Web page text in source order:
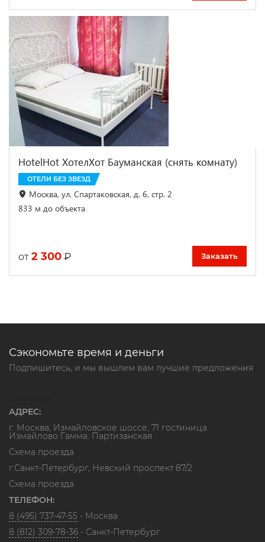
HotelHot ХотелХот Бауманская (снять комнату)
ОТЕЛИ БЕЗ ЗВЕЗД
Москва, ул. Спартаковская, д. 6, стр. 2
833 м до объекта
от 2 300 ₽ Заказать
Сэкономьте время и деньги
Подпишитесь, и мы вышлем вам лучшие предложения
АДРЕС:
г. Москва, Измайловское шоссе, 71 гостиница
Измайлово Гамма. Партизанская
Схема проезда
г.Санкт-Петербург, Невский проспект 87/2
Схема проезда
ТЕЛЕФОН:
8 (495) 737-47-55 - Москва
8 (812) 309-78-36 - Санкт-Петербург